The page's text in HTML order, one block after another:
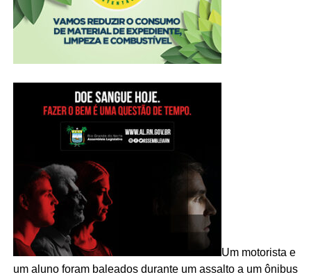
Um motorista e
um aluno foram baleados durante um assalto a um ônibus